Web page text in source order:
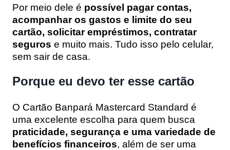
Por meio dele é possível pagar contas,
acompanhar os gastos e limite do seu
cartão, solicitar empréstimos, contratar
seguros e muito mais. Tudo isso pelo celular,
sem sair de casa.
Porque eu devo ter esse cartão
O Cartão Banpará Mastercard Standard é
uma excelente escolha para quem busca
praticidade, segurança e uma variedade de
benefícios financeiros, além de ser uma